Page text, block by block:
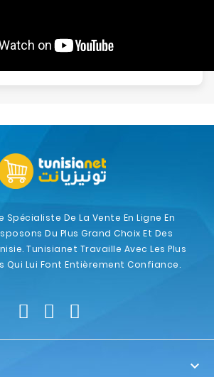
Spécialiste De La Vente En Ligne En
Du Plus Grand Choix Et Des
Tunisianet Travaille Avec Les Plus
Qui Lui Font Entièrement Confiance.
